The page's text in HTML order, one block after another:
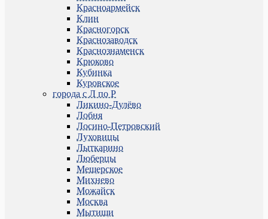
Красноармейск
Клин
Красногорск
Краснозаводск
Краснознаменск
Крюково
Кубинка
Куровское
города с Л по Р
Ликино-Дулёво
Лобня
Лосино-Петровский
Луховицы
Лыткарино
Люберцы
Мещерское
Михнево
Можайск
Москва
Мытищи